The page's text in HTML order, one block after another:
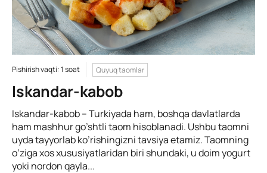
Pishirish vaqti: 1 soat Quyuq taomlar
Iskandar-kabob
Iskandar-kabob – Turkiyada ham, boshqa davlatlarda
ham mashhur go’shtli taom hisoblanadi. Ushbu taomni
uyda tayyorlab ko’rishingizni tavsiya etamiz. Taomning
o’ziga xos xususiyatlaridan biri shundaki, u doim yogurt
yoki nordon qayla...